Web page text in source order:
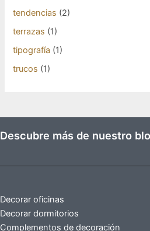
tendencias (2)
terrazas (1)
tipografía (1)
trucos (1)
Descubre más de nuestro
Decorar oficinas
Decorar dormitorios
Complementos de decoración